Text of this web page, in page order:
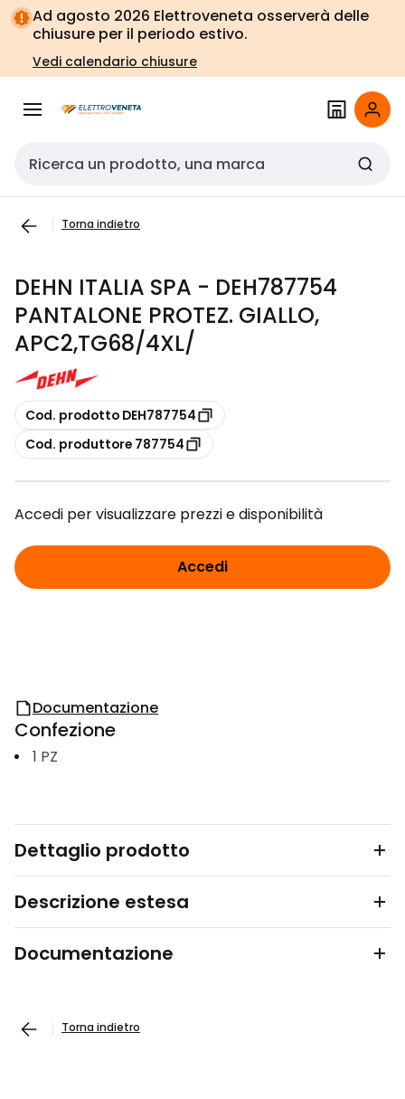
Vai alla
navigazione
Vai
alla
pagina
Ad agosto 2026 Elettroveneta osserverà delle
chiusure per il periodo estivo.
Vedi calendario chiusure
Cerca input
Torna indietro
DEHN ITALIA SPA - DEH787754
PANTALONE PROTEZ. GIALLO,
APC2,TG68/4XL/
copia
Cod. prodotto DEH787754
copia
Cod. produttore 787754
Accedi per visualizzare prezzi e disponibilità
Accedi
Documentazione
Confezione
1 PZ
Dettaglio prodotto
Descrizione estesa
Documentazione
Torna indietro